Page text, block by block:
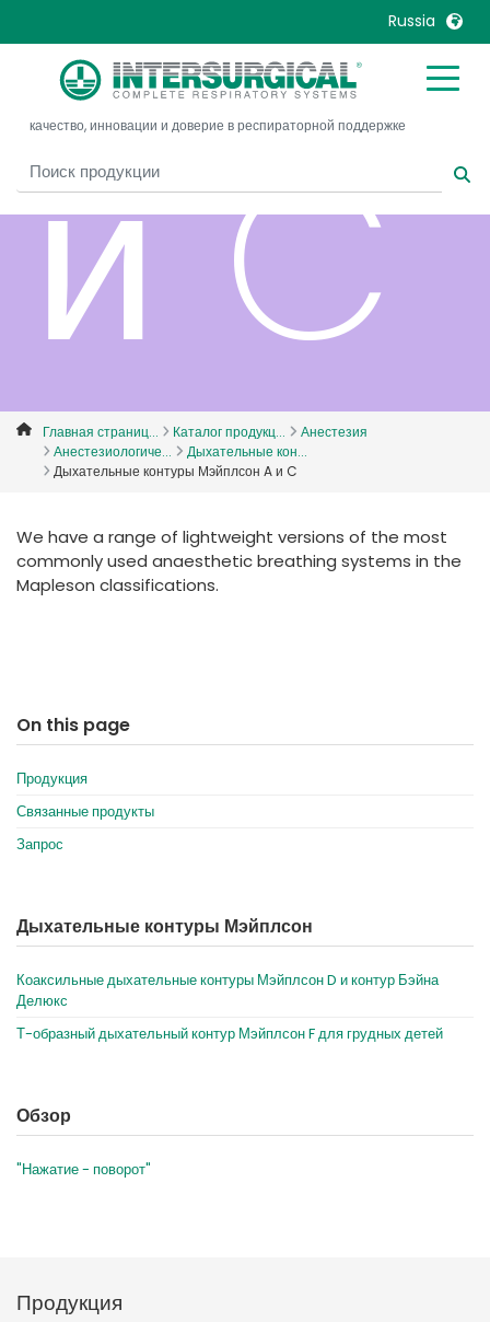
Russia
United Kingdom
United States
Belgique, Français
Canada, English
Canada, Français
Denmark
Deutschland
France
Italia
Nederlands
Russia
International English
качество, инновации и доверие в респираторной поддержке
и C
Главная страниц... Каталог продукц...
Анестезия
Анестезиологиче...
Дыхательные кон...
Дыхательные контуры Мэйплсон A и C
We have a range of lightweight versions of the most
commonly used anaesthetic breathing systems in the
Mapleson classifications.
On this page
Продукция
Связанные продукты
Запрос
Дыхательные контуры Мэйплсон
Коаксильные дыхательные контуры Мэйплсон D и контур Бэйна
Делюкс
Т-образный дыхательный контур Мэйплсон F для грудных детей
Обзор
"Нажатие - поворот"
Продукция